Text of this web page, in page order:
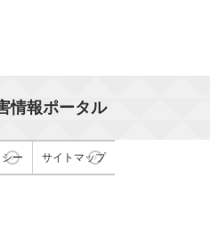
情報ポータル
ー サイトマップ